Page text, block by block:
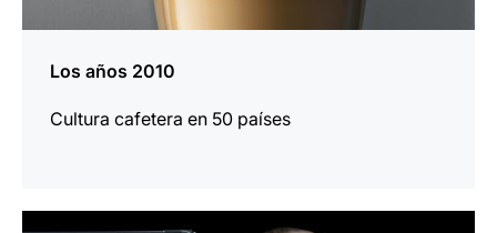
Los años 2010
Cultura cafetera en 50 países